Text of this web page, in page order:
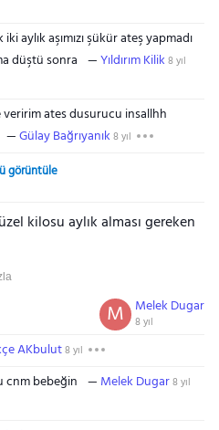
aylık aşımızı şükür ateş yapmadı
düştü sonra
Yıldırım Kilik 8 yıl
veririm ates dusurucu insallhh
Gülay Bağrıyanık 8 yıl
görüntüle
kilosu aylık alması gereken
Melek Dugar
8 yıl
M
AKbulut8 yıl
cnm bebeğin Melek Dugar8 yıl